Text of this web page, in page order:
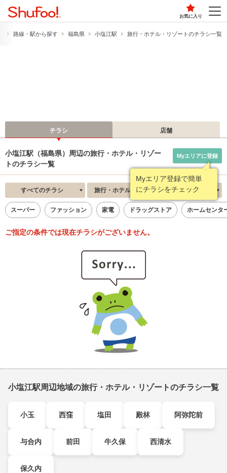
お気に入り
路線・駅から探す 福島県 小塩江駅 旅行・ホテル・リゾートのチラシ一覧
チラシ 店舗
小塩江駅（福島県）周辺の旅行・ホテル・リゾー
トのチラシ一覧
Myエリア登録で簡単
にチラシをチェック
Myエリアに登録
すべてのチラシ 旅行・ホテル・リゾート 新着順
スーパー ファッション 家電 ドラッグストア ホームセンタ
ご指定の条件では現在チラシがございません。
小塩江駅周辺地域の旅行・ホテル・リゾートのチラシ一覧
小玉 西窪 塩田 殿林 阿弥陀前
与合内 前田 牛久保 西清水
保久内